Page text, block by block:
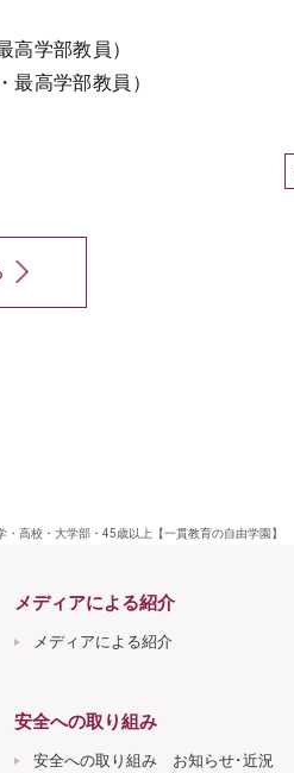
学部教員）
高学部教員）
高校・大学部・45歳以上【一貫教育の自由学園】
メディアによる紹介
メディアによる紹介
安全への取り組み
安全への取り組み お知らせ･近況